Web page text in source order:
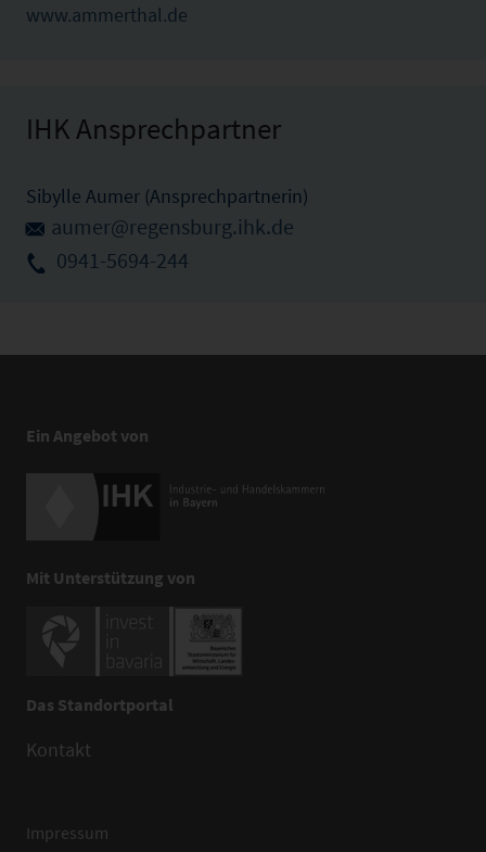
www.ammerthal.de
IHK Ansprechpartner
Sibylle Aumer (Ansprechpartnerin)
aumer@regensburg.ihk.de
0941-5694-244
Ein Angebot von
Mit Unterstützung von
Das Standortportal
Kontakt
Impressum